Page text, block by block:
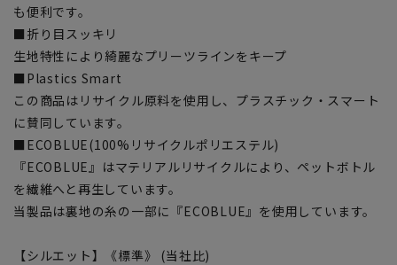
も便利です。
■折り目スッキリ
生地特性により綺麗なプリーツラインをキープ
■Plastics Smart
この商品はリサイクル原料を使用し、プラスチック・スマート
に賛同しています。
■ECOBLUE(100%リサイクルポリエステル)
『ECOBLUE』はマテリアルリサイクルにより、ペットボトル
を繊維へと再生しています。
当製品は裏地の糸の一部に『ECOBLUE』を使用しています。
【シルエット】《標準》 (当社比)